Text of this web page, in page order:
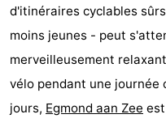
Zee
Zuid-
Kennermerland
Amsterdam
-
Haarlem
d'itinéraires cyclables
moins jeunes - peut
merveilleusement
vélo pendant une journée
jours, Egmond aan Zee